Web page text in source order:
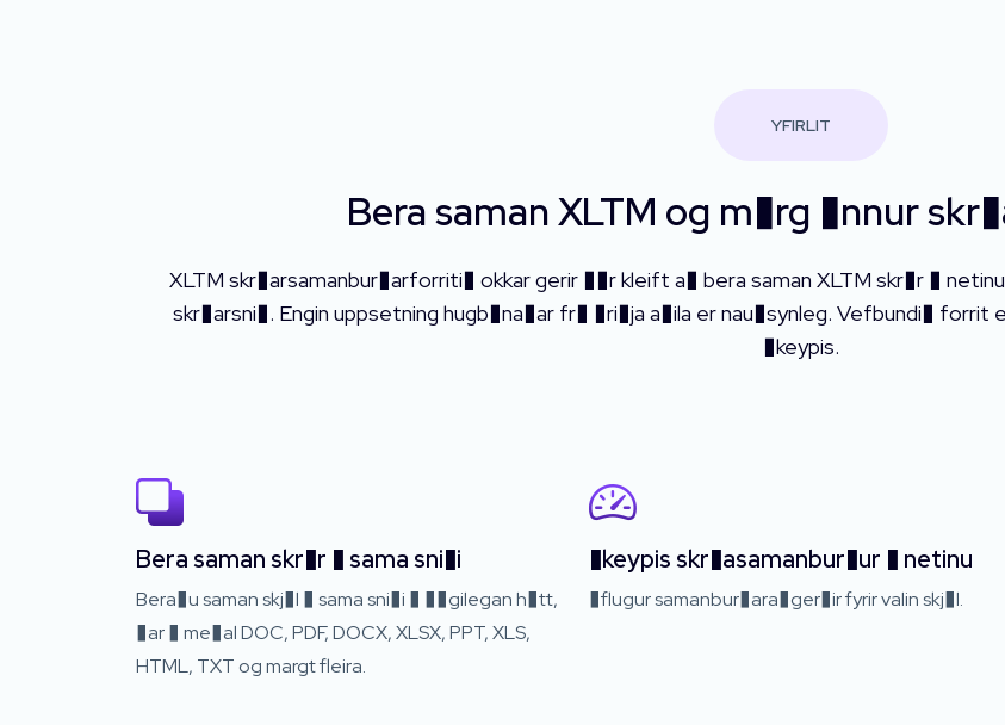
YFIRLIT
Bera saman XLTM og m�rg �nnur
XLTM skr�arsamanbur�arforriti� okkar gerir ��r kleift a� bera saman XLTM skr�r �
skr�arsni�. Engin uppsetning hugb�na�ar fr� �ri�ja a�ila er nau�synleg. Vefbundi�
�keypis.
Bera saman skr�r � sama sni�i
Bera�u saman skj�l � sama sni�i � ��gilegan h�tt,
�ar � me�al DOC, PDF, DOCX, XLSX, PPT, XLS,
HTML, TXT og margt fleira.
�keypis skr�asamanbur�ur � netinu
�flugur samanbur�ara�ger�ir fyrir valin skj�l.